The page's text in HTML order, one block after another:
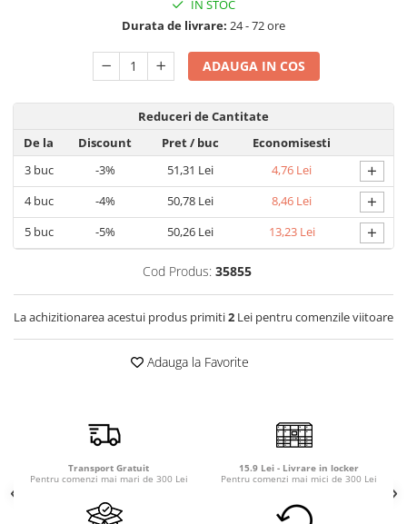
Detergent rufe lichid
Detergent rufe pudră
Balsam de rufe
Înălbitor și îndepărtare pete
întreținere țesături
Odorizanți
Odorizanți cameră
IN STOC
Durata de livrare: 24 - 72 ore
ADAUGA IN COS
Reduceri de Cantitate
De la
Discount Pret/ buc
Economisesti
3buc -3% 51,31 Lei 4,76 Lei +
4buc -4% 50,78 Lei 8,46 Lei +
5buc -5% 50,26 Lei 13,23 Lei +
Cod Produs: 35855
La achizitionarea acestui produs primiti2 Lei pentru comenzile viitoare
Adauga la Favorite
Transport Gratuit
Pentru comenzi mai mari de 300 Lei
15.9 Lei - Livrare in locker
Pentru comenzi mai mici de 300 Lei